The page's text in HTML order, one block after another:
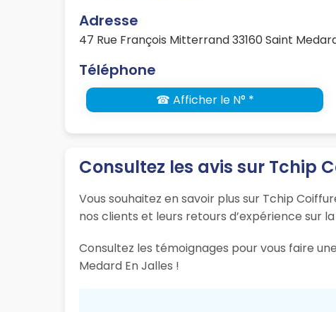
Adresse
47 Rue François Mitterrand 33160 Saint
Téléphone
☎ Afficher le N° *
Consultez les avis sur Tchip
Vous souhaitez en savoir plus sur Tchip
nos clients et leurs retours d’expérience sur
Consultez les témoignages pour vous faire
Medard En Jalles !